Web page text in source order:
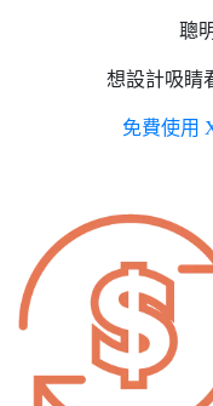
聰
想設計吸睛
免費使用